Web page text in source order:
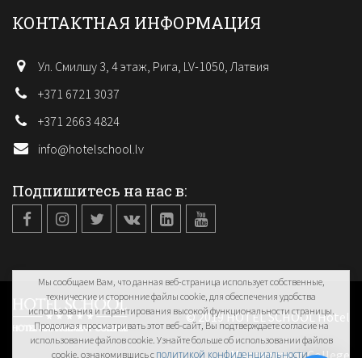
КОНТАКТНАЯ ИНФОРМАЦИЯ
Ул. Смилшу 3, 4 этаж, Рига, LV-1050, Латвия
+371 6721 3037
+371 2663 4824
info@hotelschool.lv
Подпишитесь на нас в:
© 2019 HOTEL SCHOOL Hotel
Мы сообщаем Вам, что данная веб-страница использует собственные,
технические и сторонние файлы cookie, для обеспечения удобства
использования и гарантирования высокой функциональности страницы.
Продолжая просматривать этот веб-сайт, Вы подтверждаете согласие на
использование файлов cookie. Узнайте больше об использовании файлов
cookie, ознакомившись с политикой конфиденциальности.